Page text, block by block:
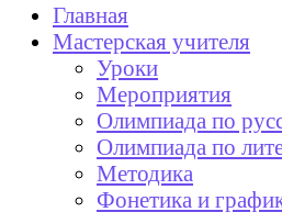
Главная
Мастерская учителя
Уроки
Мероприятия
Олимпиада по
Олимпиада по
Методика
Фонетика и